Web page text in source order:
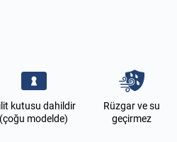
kutusu dahildir
(çoğu modelde)
Rüzgar ve su
geçirmez